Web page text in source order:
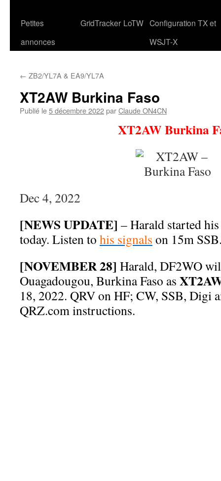
Petites
annonces
GridTracker LoTW Configuration TX et
WSJT-X
← ZB2/YL7A & EA9/YL7A
XT2AW Burkina Faso
Publié le5 décembre 2022parClaude ON4CN
XT2AW Burkina
Dec 4, 2022
[NEWS UPDATE] – Harald started
today. Listen to his signals on 15m
[NOVEMBER 28] Harald, DF2WO
Ouagadougou, Burkina Faso as
18, 2022. QRV on HF; CW, SSB, Digi
QRZ.com instructions.